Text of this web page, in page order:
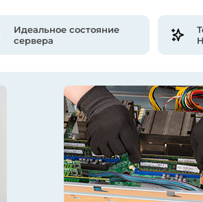
Идеальное состояние
сервера